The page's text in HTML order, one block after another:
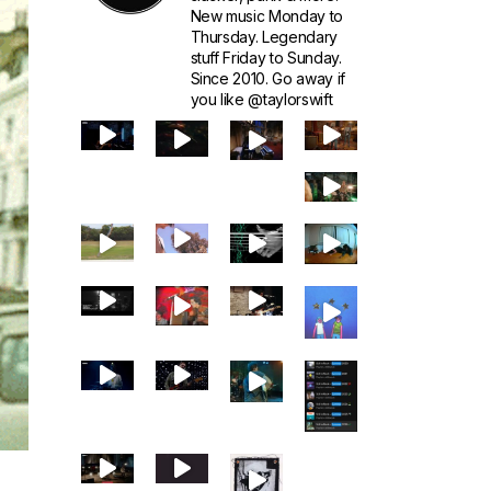
New music Monday to
Thursday. Legendary
stuff Friday to Sunday.
Since 2010. Go away if
you like @taylorswift